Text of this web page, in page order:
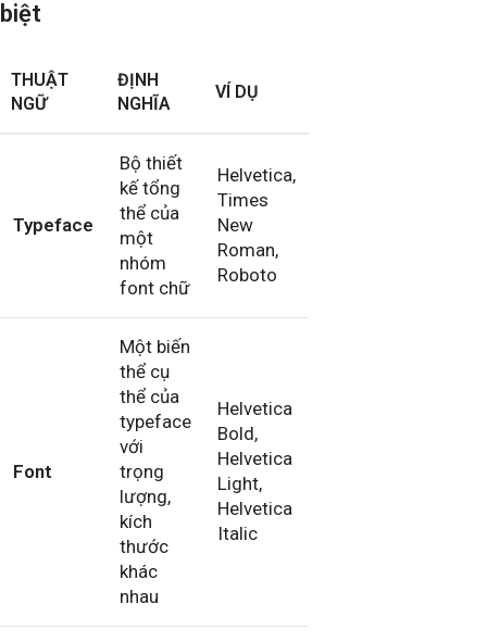
biệt
THUẬT
NGỮ
ĐỊNH
NGHĨA
VÍ DỤ
Typeface
Bộ thiết
kế tổng
thể của
một
nhóm
font chữ
Helvetica,
Times
New
Roman,
Roboto
Font
Một biến
thể cụ
thể của
typeface
với
trọng
lượng,
kích
thước
khác
nhau
Helvetica
Bold,
Helvetica
Light,
Helvetica
Italic